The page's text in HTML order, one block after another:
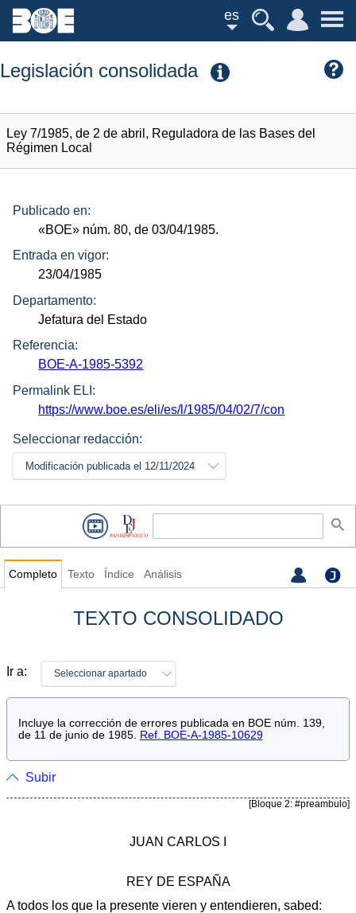
es
Legislación consolidada
Ley 7/1985, de 2 de abril, Reguladora de las Bases del
Régimen Local
Publicado en:
«BOE» núm. 80, de 03/04/1985.
Entrada en vigor:
23/04/1985
Departamento:
Jefatura del Estado
Referencia:
BOE-A-1985-5392
Permalink ELI:
https://www.boe.es/eli/es/l/1985/04/02/7/con
Seleccionar redacción:
Modificación publicada el 12/11/2024
Completo Texto Índice Análisis
TEXTO CONSOLIDADO
Ir a: Seleccionar apartado
Incluye la corrección de errores publicada en BOE núm. 139,
de 11 de junio de 1985.
Ref. BOE-A-1985-10629
Subir
[Bloque 2: #preambulo]
JUAN CARLOS I
REY DE ESPAÑA
A todos los que la presente vieren y entendieren, sabed: